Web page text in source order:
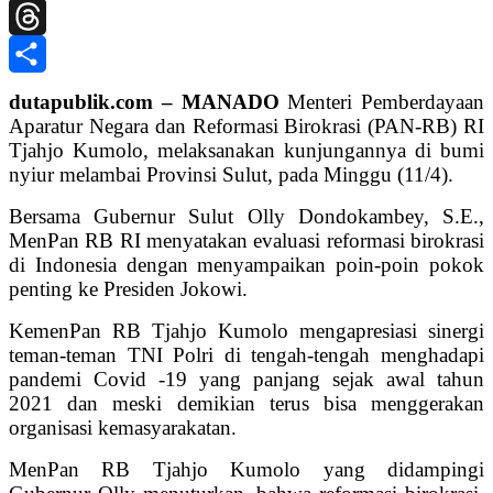
Telegram
Threads
Share
dutapublik.com – MANADO Menteri Pemberdayaan
Aparatur Negara dan Reformasi Birokrasi (PAN-RB) RI
Tjahjo Kumolo, melaksanakan kunjungannya di bumi
nyiur melambai Provinsi Sulut, pada Minggu (11/4).
Bersama Gubernur Sulut Olly Dondokambey, S.E.,
MenPan RB RI menyatakan evaluasi reformasi birokrasi
di Indonesia dengan menyampaikan poin-poin pokok
penting ke Presiden Jokowi.
KemenPan RB Tjahjo Kumolo mengapresiasi sinergi
teman-teman TNI Polri di tengah-tengah menghadapi
pandemi Covid -19 yang panjang sejak awal tahun
2021 dan meski demikian terus bisa menggerakan
organisasi kemasyarakatan.
MenPan RB Tjahjo Kumolo yang didampingi